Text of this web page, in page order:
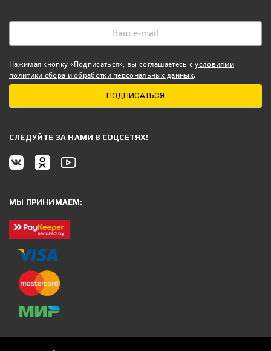
Нажимая кнопку «Подписаться», вы соглашаетесь сусловиями
политики сбора и обработки персональных данных.
ПОДПИСАТЬСЯ
CЛЕДУЙТЕ ЗА НАМИ В СОЦСЕТЯХ!
МЫ ПРИНИМАЕМ: